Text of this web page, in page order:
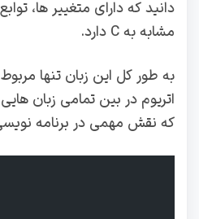
مشابه به C دارد.
به طور کل این زبان تنها
اتریوم در بین تمامی زبان
که نقش مهمی در برنامه